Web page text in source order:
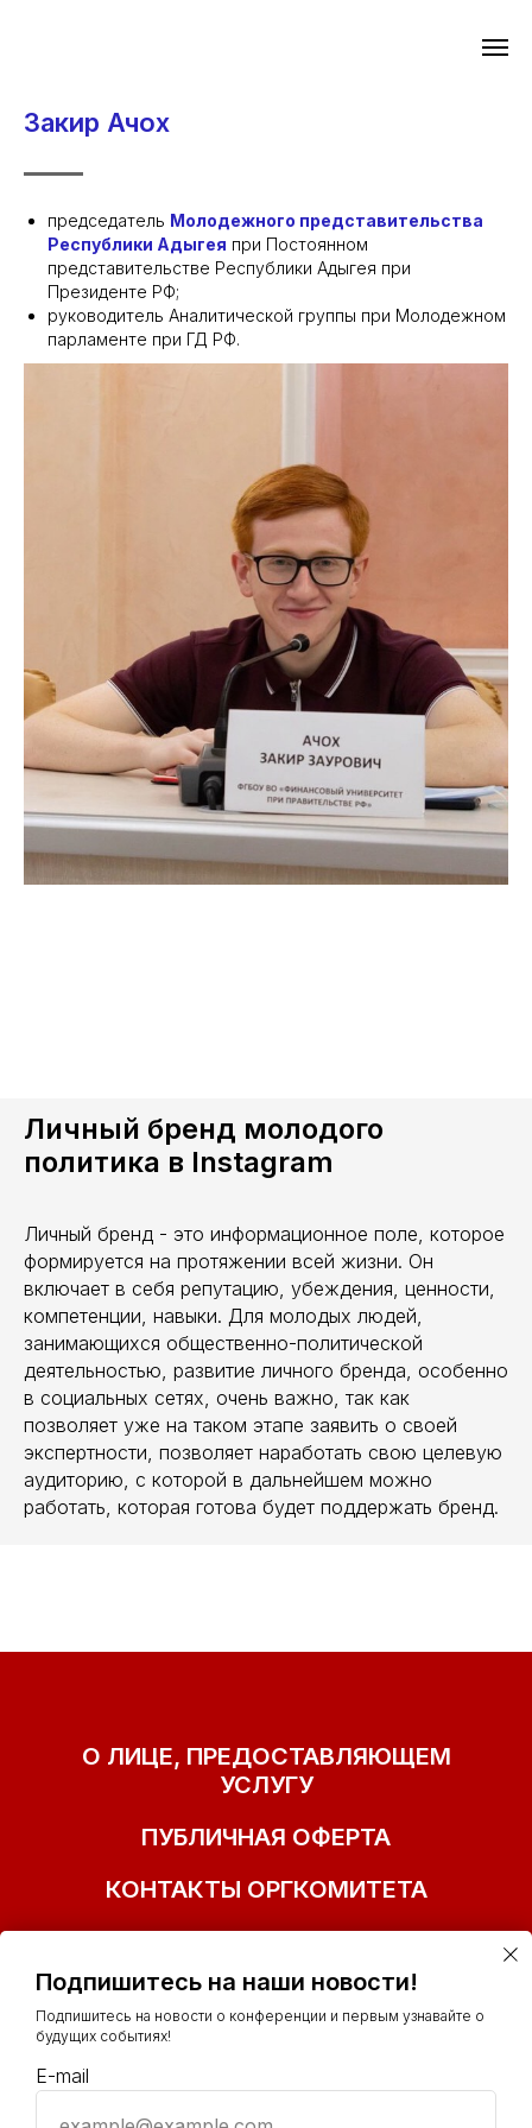
Подпишитесь на наши новости!
Подпишитесь на новости о конференции и первым узнавайте о
будущих событиях!
E-mail
Закир Ачох
председатель Молодежного представительства
Республики Адыгея при Постоянном
представительстве Республики Адыгея при
Президенте РФ;
руководитель Аналитической группы при Молодежном
парламенте при ГД РФ.
Личный бренд молодого
политика в Instagram
Личный бренд - это информационное поле, которое
формируется на протяжении всей жизни. Он
включает в себя репутацию, убеждения, ценности,
компетенции, навыки. Для молодых людей,
занимающихся общественно-политической
деятельностью, развитие личного бренда, особенно
в социальных сетях, очень важно, так как
позволяет уже на таком этапе заявить о своей
экспертности, позволяет наработать свою целевую
аудиторию, с которой в дальнейшем можно
работать, которая готова будет поддержать бренд.
О ЛИЦЕ, ПРЕДОСТАВЛЯЮЩЕМ
УСЛУГУ
ПУБЛИЧНАЯ ОФЕРТА
КОНТАКТЫ ОРГКОМИТЕТА